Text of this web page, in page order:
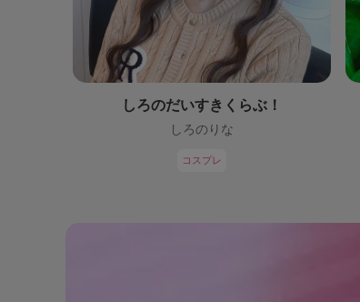
しろのだいすきくらぶ！
しろのりな
コスプレ